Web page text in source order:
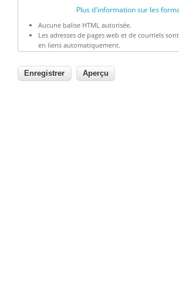
Plus d'information sur les
Aucune balise HTML autorisée.
Les adresses de pages web et de courriels
en liens automatiquement.